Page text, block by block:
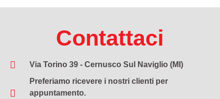
Contattaci
Via Torino 39 - Cernusco Sul Naviglio (MI)
Preferiamo ricevere i nostri clienti per
appuntamento.